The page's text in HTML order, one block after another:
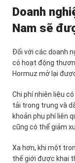
Doanh
Nam sẽ
Đối với các doanh
có hoạt động
Hormuz mở lại
Chi phí nhiên liệu
tải trong trung và
khoản phụ phí liên
cũng có thể giảm
Xa hơn, khi một
thế giới được khai